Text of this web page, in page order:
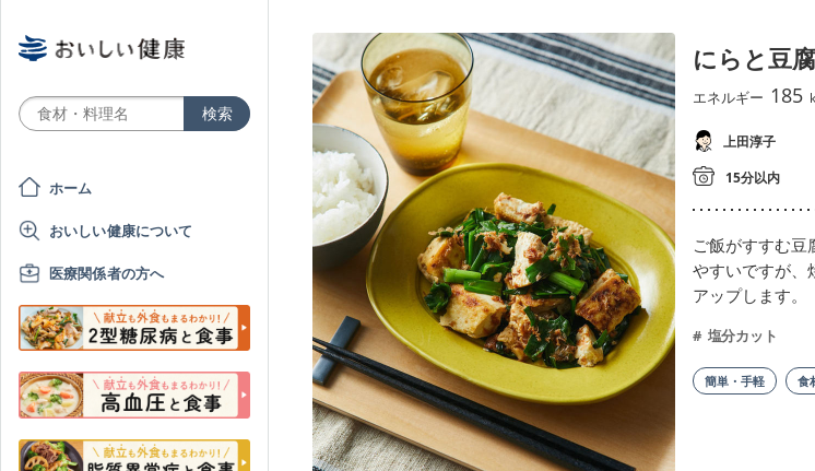
ホーム
おいしい健康について
医療関係者の方へ
にらと豆
エネルギー 185
上田淳子
15分以内
ご飯がすすむ
やすいですが、
アップします。
塩分カット
簡単・手軽 食